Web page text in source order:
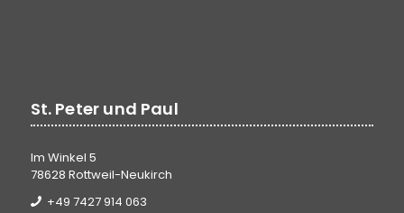
St. Peter und Paul
Im Winkel 5
78628 Rottweil-Neukirch
+49 7427 914 063